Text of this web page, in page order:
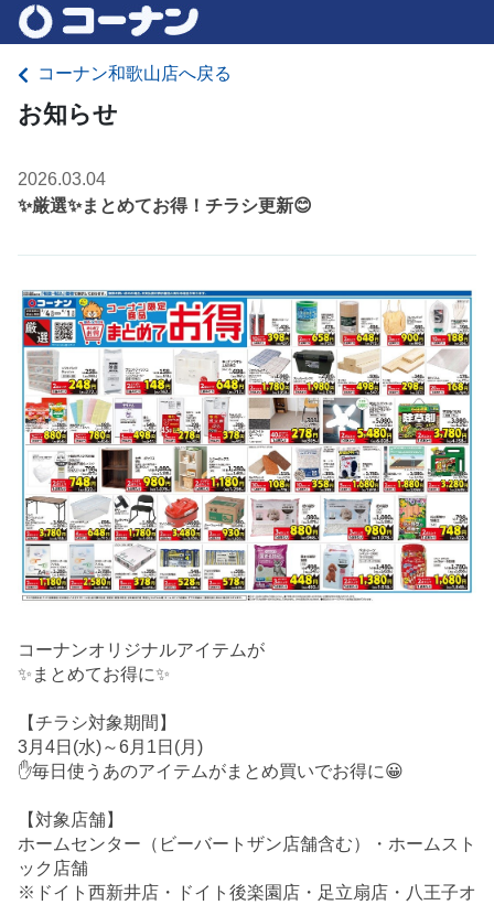
コーナン和歌山店へ戻る
お知らせ
2026.03.04
✨厳選✨まとめてお得！チラシ更新😊
コーナンオリジナルアイテムが
✨まとめてお得に✨
【チラシ対象期間】
3月4日(水)～6月1日(月)
✋毎日使うあのアイテムがまとめ買いでお得に😀
【対象店舗】
ホームセンター（ビーバートザン店舗含む）・ホームスト
ック店舗
※ドイト西新井店・ドイト後楽園店・足立扇店・八王子オ